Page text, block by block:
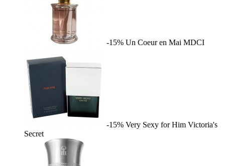
-15% Un Coeur en Mai MDCI
-15% Very Sexy for Him Victoria's
Secret